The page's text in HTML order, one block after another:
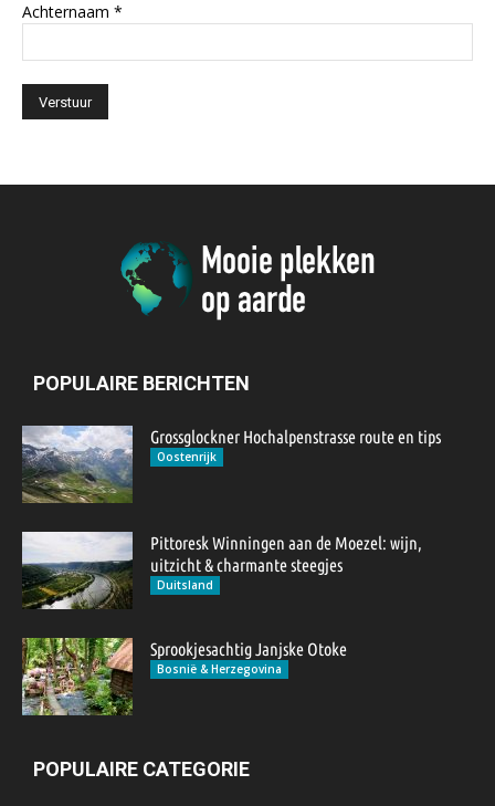
Achternaam *
POPULAIRE BERICHTEN
Grossglockner Hochalpenstrasse route en tips
Oostenrijk
Pittoresk Winningen aan de Moezel: wijn,
uitzicht & charmante steegjes
Duitsland
Sprookjesachtig Janjske Otoke
Bosnië & Herzegovina
POPULAIRE CATEGORIE